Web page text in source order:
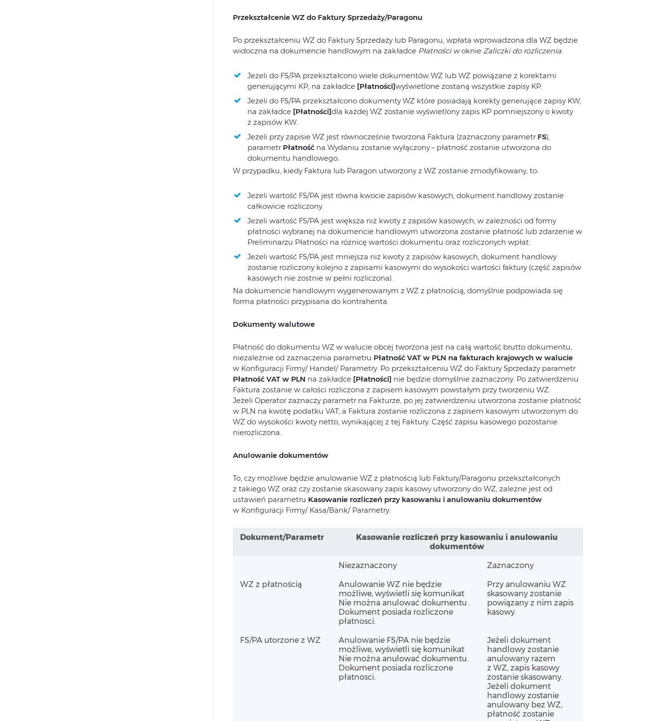
Przekształcenie WZ do Faktury Sprzedaży/Paragonu
Po przekształceniu WZ do Faktury Sprzedaży lub Paragonu, wpłata wprowadzona dla WZ będzie
widoczna na dokumencie handlowym na zakładce Płatności woknie Zaliczki do rozliczenia:
Jeżeli do FS/PA przekształcono wiele dokumentów WZ lub WZ powiązane z korektami
generującymi KP, na zakładce [Płatności]wyświetlone zostaną wszystkie zapisy KP.
Jeżeli do FS/PA przekształcono dokumenty WZ które posiadają korekty generujące zapisy KW,
na zakładce [Płatności]dla każdej WZ zostanie wyświetlony zapis KP pomniejszony o kwoty
z zapisów KW.
Jeżeli przy zapisie WZ jest równocześnie tworzona Faktura (zaznaczony parametr FS),
parametr Płatnośćna Wydaniu zostanie wyłączony – płatność zostanie utworzona do
dokumentu handlowego.
W przypadku, kiedy Faktura lub Paragon utworzony z WZ zostanie zmodyfikowany, to:
Jeżeli wartość FS/PA jest równa kwocie zapisów kasowych, dokument handlowy zostanie
całkowicie rozliczony.
Jeżeli wartość FS/PA jest większa niż kwoty z zapisów kasowych, w zależności od formy
płatności wybranej na dokumencie handlowym utworzona zostanie płatność lub zdarzenie w
Preliminarzu Płatności na różnicę wartości dokumentu oraz rozliczonych wpłat.
Jeżeli wartość FS/PA jest mniejsza niż kwoty z zapisów kasowych, dokument handlowy
zostanie rozliczony kolejno z zapisami kasowymi do wysokości wartości faktury (część zapisów
kasowych nie zostnie w pełni rozliczona).
Na dokumencie handlowym wygenerowanym z WZ z płatnością, domyślnie podpowiada się
forma płatności przypisana do kontrahenta.
Dokumenty walutowe
Płatność do dokumentu WZ w walucie obcej tworzona jest na całą wartość brutto dokumentu,
niezależnie od zaznaczenia parametru Płatność VAT w PLN na fakturach krajowych w walucie
w Konfiguracji Firmy/ Handel/ Parametry. Po przekształceniu WZ do Faktury Sprzedaży parametr
Płatność VAT w PLN na zakładce [Płatności] nie będzie domyślnie zaznaczony. Po zatwierdzeniu
Faktura zostanie w całości rozliczona z zapisem kasowym powstałym przy tworzeniu WZ.
Jeżeli Operator zaznaczy parametr na Fakturze, po jej zatwierdzeniu utworzona zostanie płatność
w PLN na kwotę podatku VAT, a Faktura zostanie rozliczona z zapisem kasowym utworzonym do
WZ do wysokości kwoty netto, wynikającej z tej Faktury. Część zapisu kasowego pozostanie
nierozliczona.
Anulowanie dokumentów
To, czy możliwe będzie anulowanie WZ z płatnością lub Faktury/Paragonu przekształconych
z takiego WZ oraz czy zostanie skasowany zapis kasowy utworzony do WZ, zależne jest od
ustawień parametru Kasowanie rozliczeń przy kasowaniu i anulowaniu dokumentów
w Konfiguracji Firmy/ Kasa/Bank/ Parametry:
Dokument/Parametr
Kasowanie rozliczeń przy kasowaniu i anulowaniu
dokumentów
Niezaznaczony Zaznaczony
WZ z płatnością
Anulowanie WZ nie będzie
możliwe, wyświetli się komunikat
Nie można anulować dokumentu .
Dokument posiada rozliczone
płatnosci.
Przy anulowaniu WZ
skasowany zostanie
powiązany z nim zapis
kasowy.
FS/PA utorzone z WZ
Anulowanie FS/PA nie będzie
możliwe, wyświetli się komunikat
Nie można anulować dokumentu.
Dokument posiada rozliczone
płatnosci.
Jeżeli dokument
handlowy zostanie
anulowany razem
z WZ, zapis kasowy
zostanie skasowany.
Jeżeli dokument
handlowy zostanie
anulowany bez WZ,
płatność zostanie